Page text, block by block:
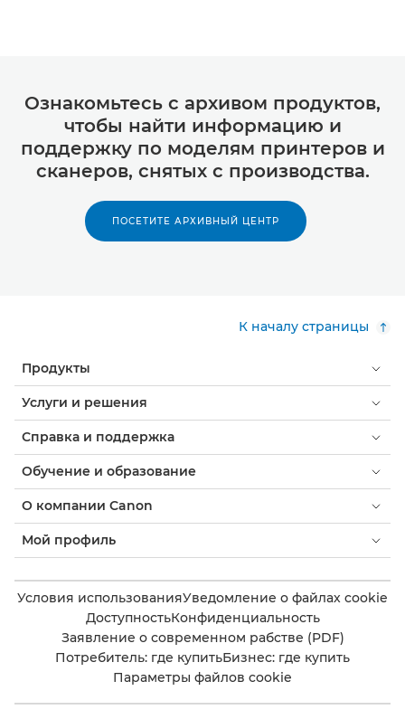
Ознакомьтесь с архивом продуктов,
чтобы найти информацию и
поддержку по моделям принтеров и
сканеров, снятых с производства.
ПОСЕТИТЕ АРХИВНЫЙ ЦЕНТР
К началу страницы
Продукты
Услуги и решения
Справка и поддержка
Обучение и образование
О компании Canon
Мой профиль
Условия использованияУведомление о файлах cookie
ДоступностьКонфиденциальность
Заявление о современном рабстве (PDF)
Потребитель: где купитьБизнес: где купить
Параметры файлов cookie